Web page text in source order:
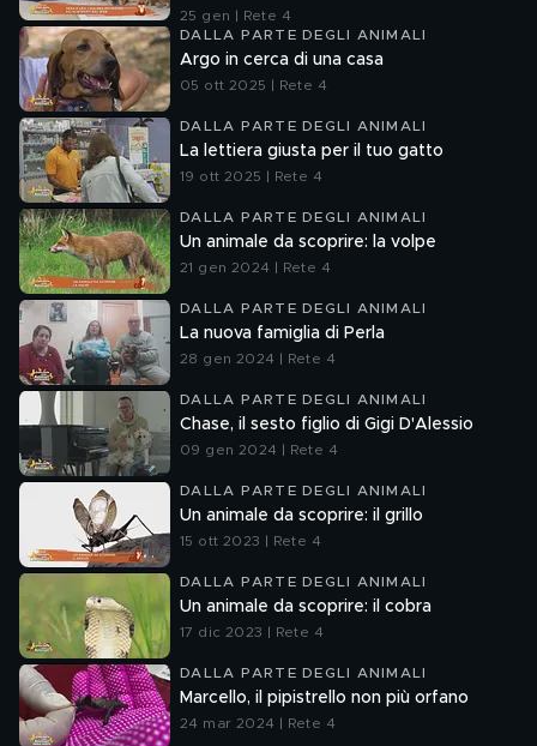
25 gen | Rete 4
DALLA PARTE DEGLI ANIMALI
Argo in cerca di una casa
05 ott 2025 | Rete 4
DALLA PARTE DEGLI ANIMALI
La lettiera giusta per il tuo gatto
19 ott 2025 | Rete 4
DALLA PARTE DEGLI ANIMALI
Un animale da scoprire: la volpe
21 gen 2024 | Rete 4
DALLA PARTE DEGLI ANIMALI
La nuova famiglia di Perla
28 gen 2024 | Rete 4
DALLA PARTE DEGLI ANIMALI
Chase, il sesto figlio di Gigi D'Alessio
09 gen 2024 | Rete 4
DALLA PARTE DEGLI ANIMALI
Un animale da scoprire: il grillo
15 ott 2023 | Rete 4
DALLA PARTE DEGLI ANIMALI
Un animale da scoprire: il cobra
17 dic 2023 | Rete 4
DALLA PARTE DEGLI ANIMALI
Marcello, il pipistrello non più orfano
24 mar 2024 | Rete 4